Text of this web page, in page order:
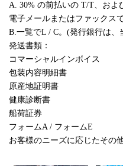
A. 30% の前払いの T/T、およ
電子メールまたはファックス
B.一覧でL / C。(発行銀行は
発送書類：
コマーシャルインボイス
包装内容明細書
原産地証明書
健康診断書
船荷証券
フォームA / フォームE
お客様のニーズに応じたその